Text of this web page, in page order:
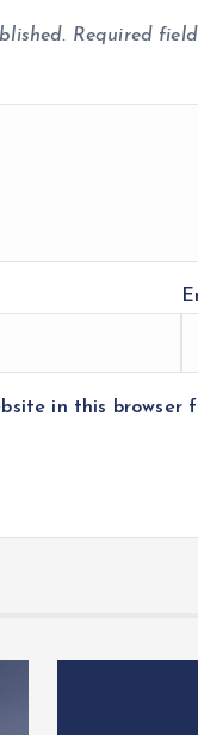
Required
in this